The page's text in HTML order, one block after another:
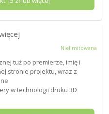
Nielimitowana
tuż po premierze, imię i
stronie projektu, wraz z
w technologii druku 3D